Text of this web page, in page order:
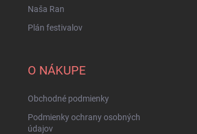
Naša Ran
Plán festivalov
O NÁKUPE
Obchodné podmienky
Podmienky ochrany osobných
údajov